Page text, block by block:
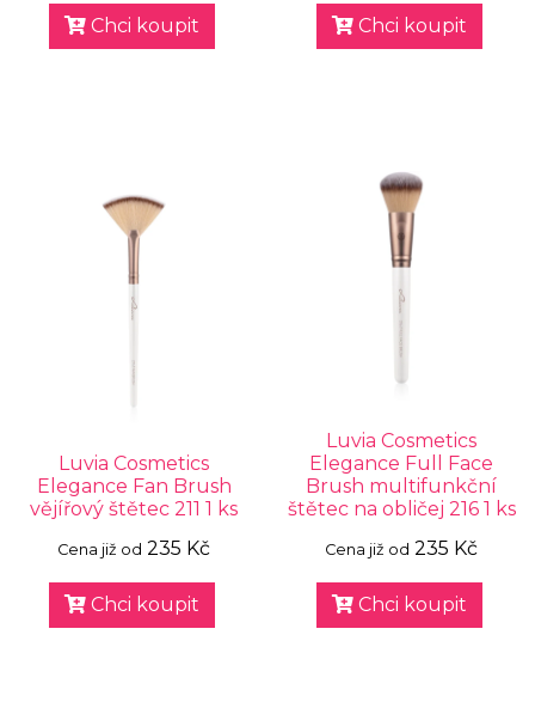
Chci koupit Chci koupit
Luvia Cosmetics
Elegance Fan Brush
vějířový štětec 211 1 ks
Cena již od 235 Kč
Chci koupit
Luvia Cosmetics
Elegance Full Face
Brush multifunkční
štětec na obličej 216 1 ks
Cena již od 235 Kč
Chci koupit